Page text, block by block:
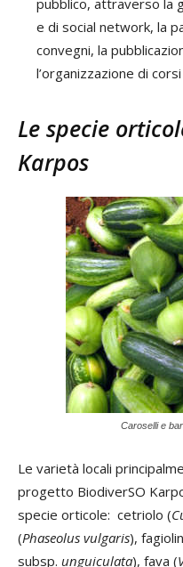
e di social network, la
convegni, la
l’organizzazione di
Le specie
Karpos
Caroselli e
Le varietà locali
progetto BiodiverSO
specie orticole: cetriolo (
(Phaseolus vulgaris),
subsp. unguiculata), fava (